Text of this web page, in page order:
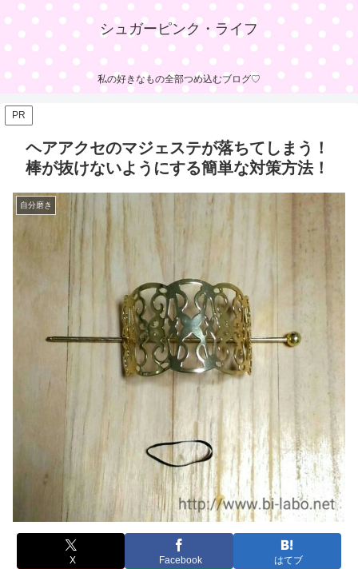
シュガーピンク・ライフ
私の好きなもの全部つめ込むブログ♡
PR
ヘアアクセのマジェステが落ちてしまう！
棒が抜けないようにする簡単な対策方法！
自分磨き
X Facebook はてブ